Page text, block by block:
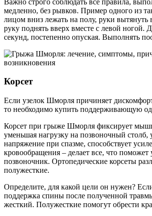
медленно, без рывков. Пример одного из
лицом вниз лежать на полу, руки вытянуть
руку поднять вверх вместе с левой ногой.
секунд, постепенно опуская. Выполнять
Корсет­
Если узелок Шморля причиняет
то необходимо купить поддерживающую
Корсет при грыже Шморля фиксирует
уменьшая нагрузку на позвоночный столб,
напряжение при спазме, способствует
кровообращения – делает все, что поможет
позвоночник. Ортопедические корсеты
полужесткие.
Определите, для какой цели он нужен?
поддержка спины после полученной
жесткий. Полужесткие помогут обрести